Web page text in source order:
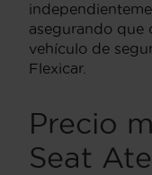
asegurando que
vehículo de
Flexicar.
Precio
Seat